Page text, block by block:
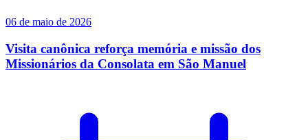
06 de maio de 2026
Visita canônica reforça memória e missão dos
Missionários da Consolata em São Manuel